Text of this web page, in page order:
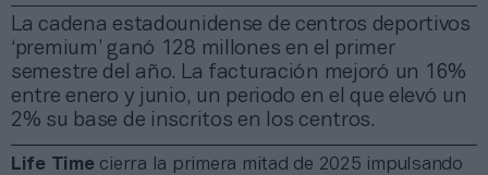
La cadena estadounidense de centros deportivos
‘premium’ ganó 128 millones en el primer
semestre del año. La facturación mejoró un 16%
entre enero y junio, un periodo en el que elevó un
2% su base de inscritos en los centros.
Life Time cierra la primera mitad de 2025 impulsando